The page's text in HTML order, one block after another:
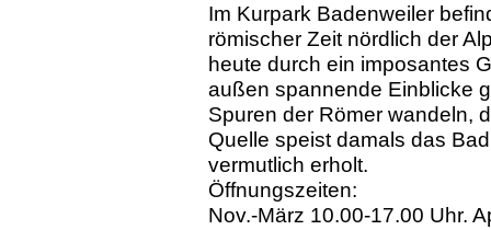
Im Kurpark Badenweiler
römischer Zeit nördlich der
heute durch ein imposantes
außen spannende Einblicke
Spuren der Römer wandeln,
Quelle speist damals das
vermutlich erholt.
Öffnungszeiten:
Nov.-März 10.00-17.00 Uhr.